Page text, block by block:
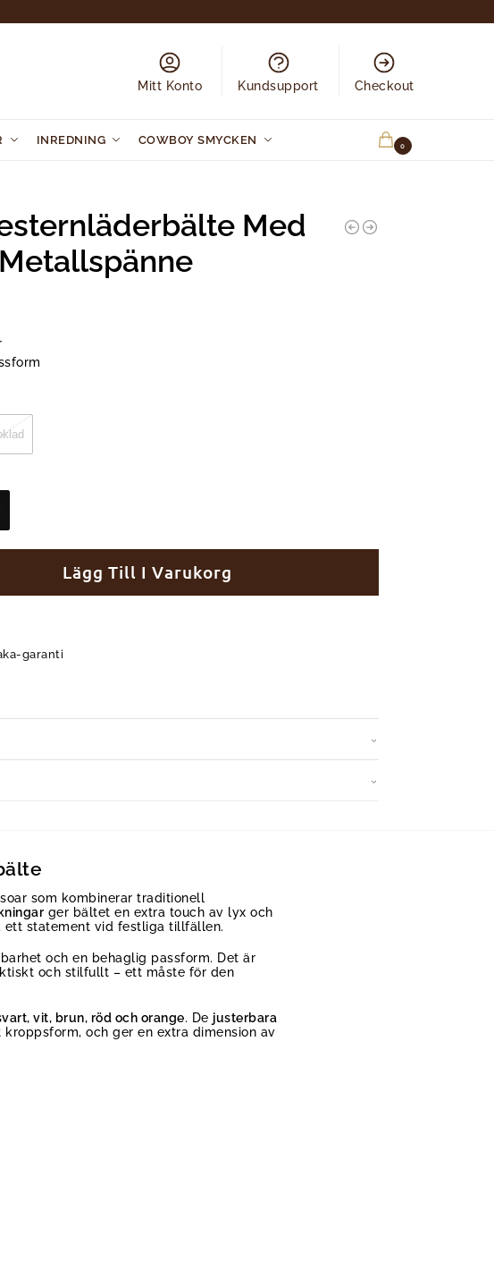
Mitt Konto Kundsupport Checkout
INREDNING COWBOY SMYCKEN 0
Med
Lägg Till I Varukorg
garanti
som kombinerar traditionell
ger bältet en extra touch av lyx och
statement vid festliga tillfällen.
och en behaglig passform. Det är
och stilfullt – ett måste för den
vit, brun, röd och orange. De justerbara
och ger en extra dimension av